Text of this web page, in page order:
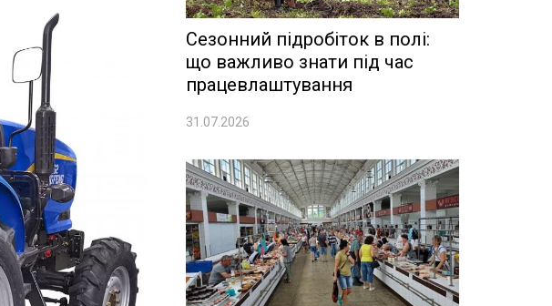
Сезонний підробіток в полі:
що важливо знати під час
працевлаштування
31.07.2026